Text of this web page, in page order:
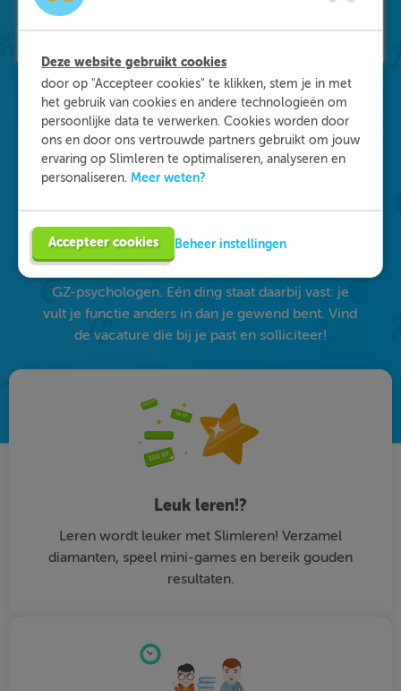
Waarom kiezen voor
Slimleren
Onderdeel worden van ons multidisciplinaire
team? Dat kan! We zijn op zoek naar starters in
de zorg, maar ook naar medisch specialisten en
GZ-psychologen. Eén ding staat daarbij vast: je
vult je functie anders in dan je gewend bent. Vind
de vacature die bij je past en solliciteer!
Leuk leren!?
Leren wordt leuker met Slimleren! Verzamel
diamanten, speel mini-games en bereik gouden
resultaten.
Deze website gebruikt cookies
door op "Accepteer cookies" te klikken, stem je in met
het gebruik van cookies en andere technologieën om
persoonlijke data te verwerken. Cookies worden door
ons en door ons vertrouwde partners gebruikt om jouw
ervaring op Slimleren te optimaliseren, analyseren en
personaliseren. Meer weten?
Accepteer cookies Beheer instellingen